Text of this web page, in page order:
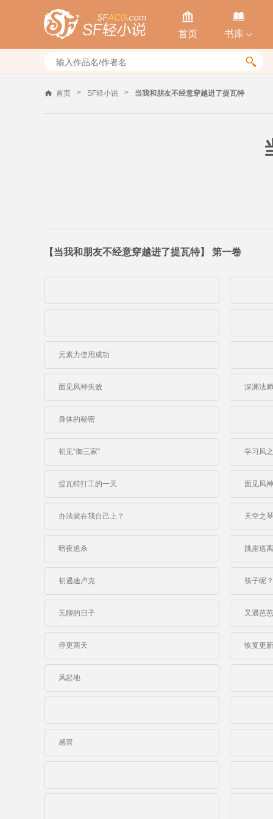

首页

书库 

首页 > SF轻小说 > 当我和朋友不经意穿越进了提瓦特
【当我和朋友不经意穿越进了提瓦特】 第一卷
元素力使用成功
面见风神失败 深渊法师
身体的秘密
初见“御三家” 学习风
提瓦特打工的一天 面见风神
办法就在我自己上？ 天空之琴
暗夜追杀 跳崖逃离
初遇迪卢克 筷子呢？
无聊的日子 又遇芭
停更两天 恢复更新
风起地
感冒